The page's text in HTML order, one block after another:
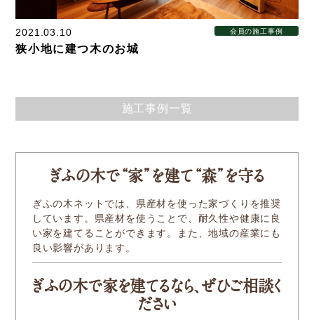
Service
ぎふの木ガーデン
住宅ストック事業
モクタウンとは
施工事例
岐阜県産材商品
2021.03.10 会員の施工事例
狭小地に建つ木のお城
施工事例一覧
ぎふの木で“家” を建て “森” を守る
ぎふの木ネットでは、県産材を使った家づくりを推奨
しています。県産材を使うことで、耐久性や健康に良
い家を建てることができます。また、地域の産業にも
良い影響があります。
ぎふの木で家を建てるなら、ぜひご相談く
ださい